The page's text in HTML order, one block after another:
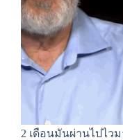
2 เดือนมันผ่านไปไว